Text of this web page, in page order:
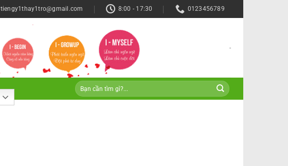
tiengy1thay1tro@gmail.com 8:00 - 17:30 0123456789
-